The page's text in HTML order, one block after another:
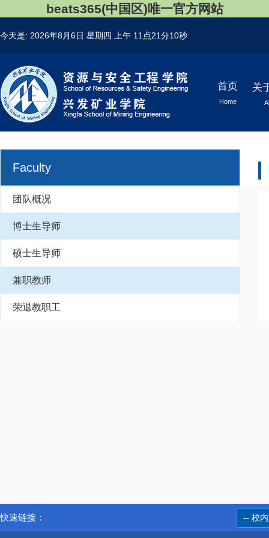
beats365(中国区)唯一官方网站
今天是: 2026年8月6日 星期四 上午 11点21分10秒
首页
Home
关
Faculty
团队概况
博士生导师
硕士生导师
兼职教师
荣退教职工
快速链接： -- 校